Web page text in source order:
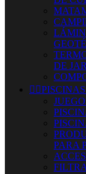
DE
 
PARA